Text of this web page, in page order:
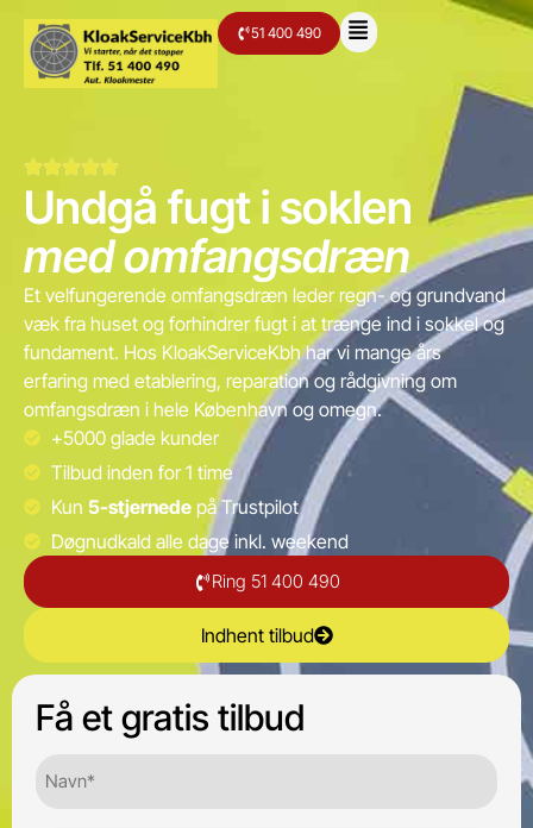
51 400 490
Undgå fugt i soklen
med omfangsdræn
Et velfungerende omfangsdræn leder regn- og grundvand
væk fra huset og forhindrer fugt i at trænge ind i sokkel og
fundament. Hos KloakServiceKbh har vi mange års
erfaring med etablering, reparation og rådgivning om
omfangsdræn i hele København og omegn.
+5000 glade kunder
Tilbud inden for 1 time
Kun 5-stjernedepå Trustpilot
Døgnudkald alle dage inkl. weekend
Ring 51 400 490
Indhent tilbud
Få et gratis tilbud
(Required)